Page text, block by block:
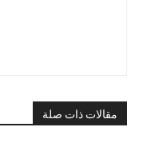
مقالات ذات صلة